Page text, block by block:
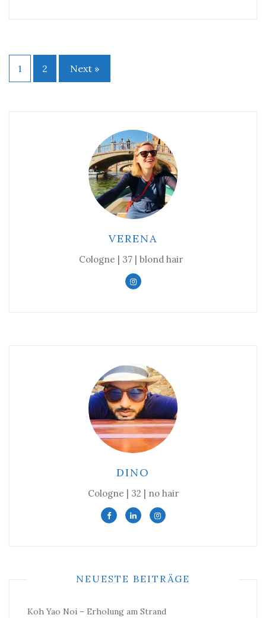
Beitragsnavigation
1 2 Next »
VERENA
Cologne | 37 | blond hair
DINO
Cologne | 32 | no hair
NEUESTE BEITRÄGE
Koh Yao Noi – Erholung am Strand